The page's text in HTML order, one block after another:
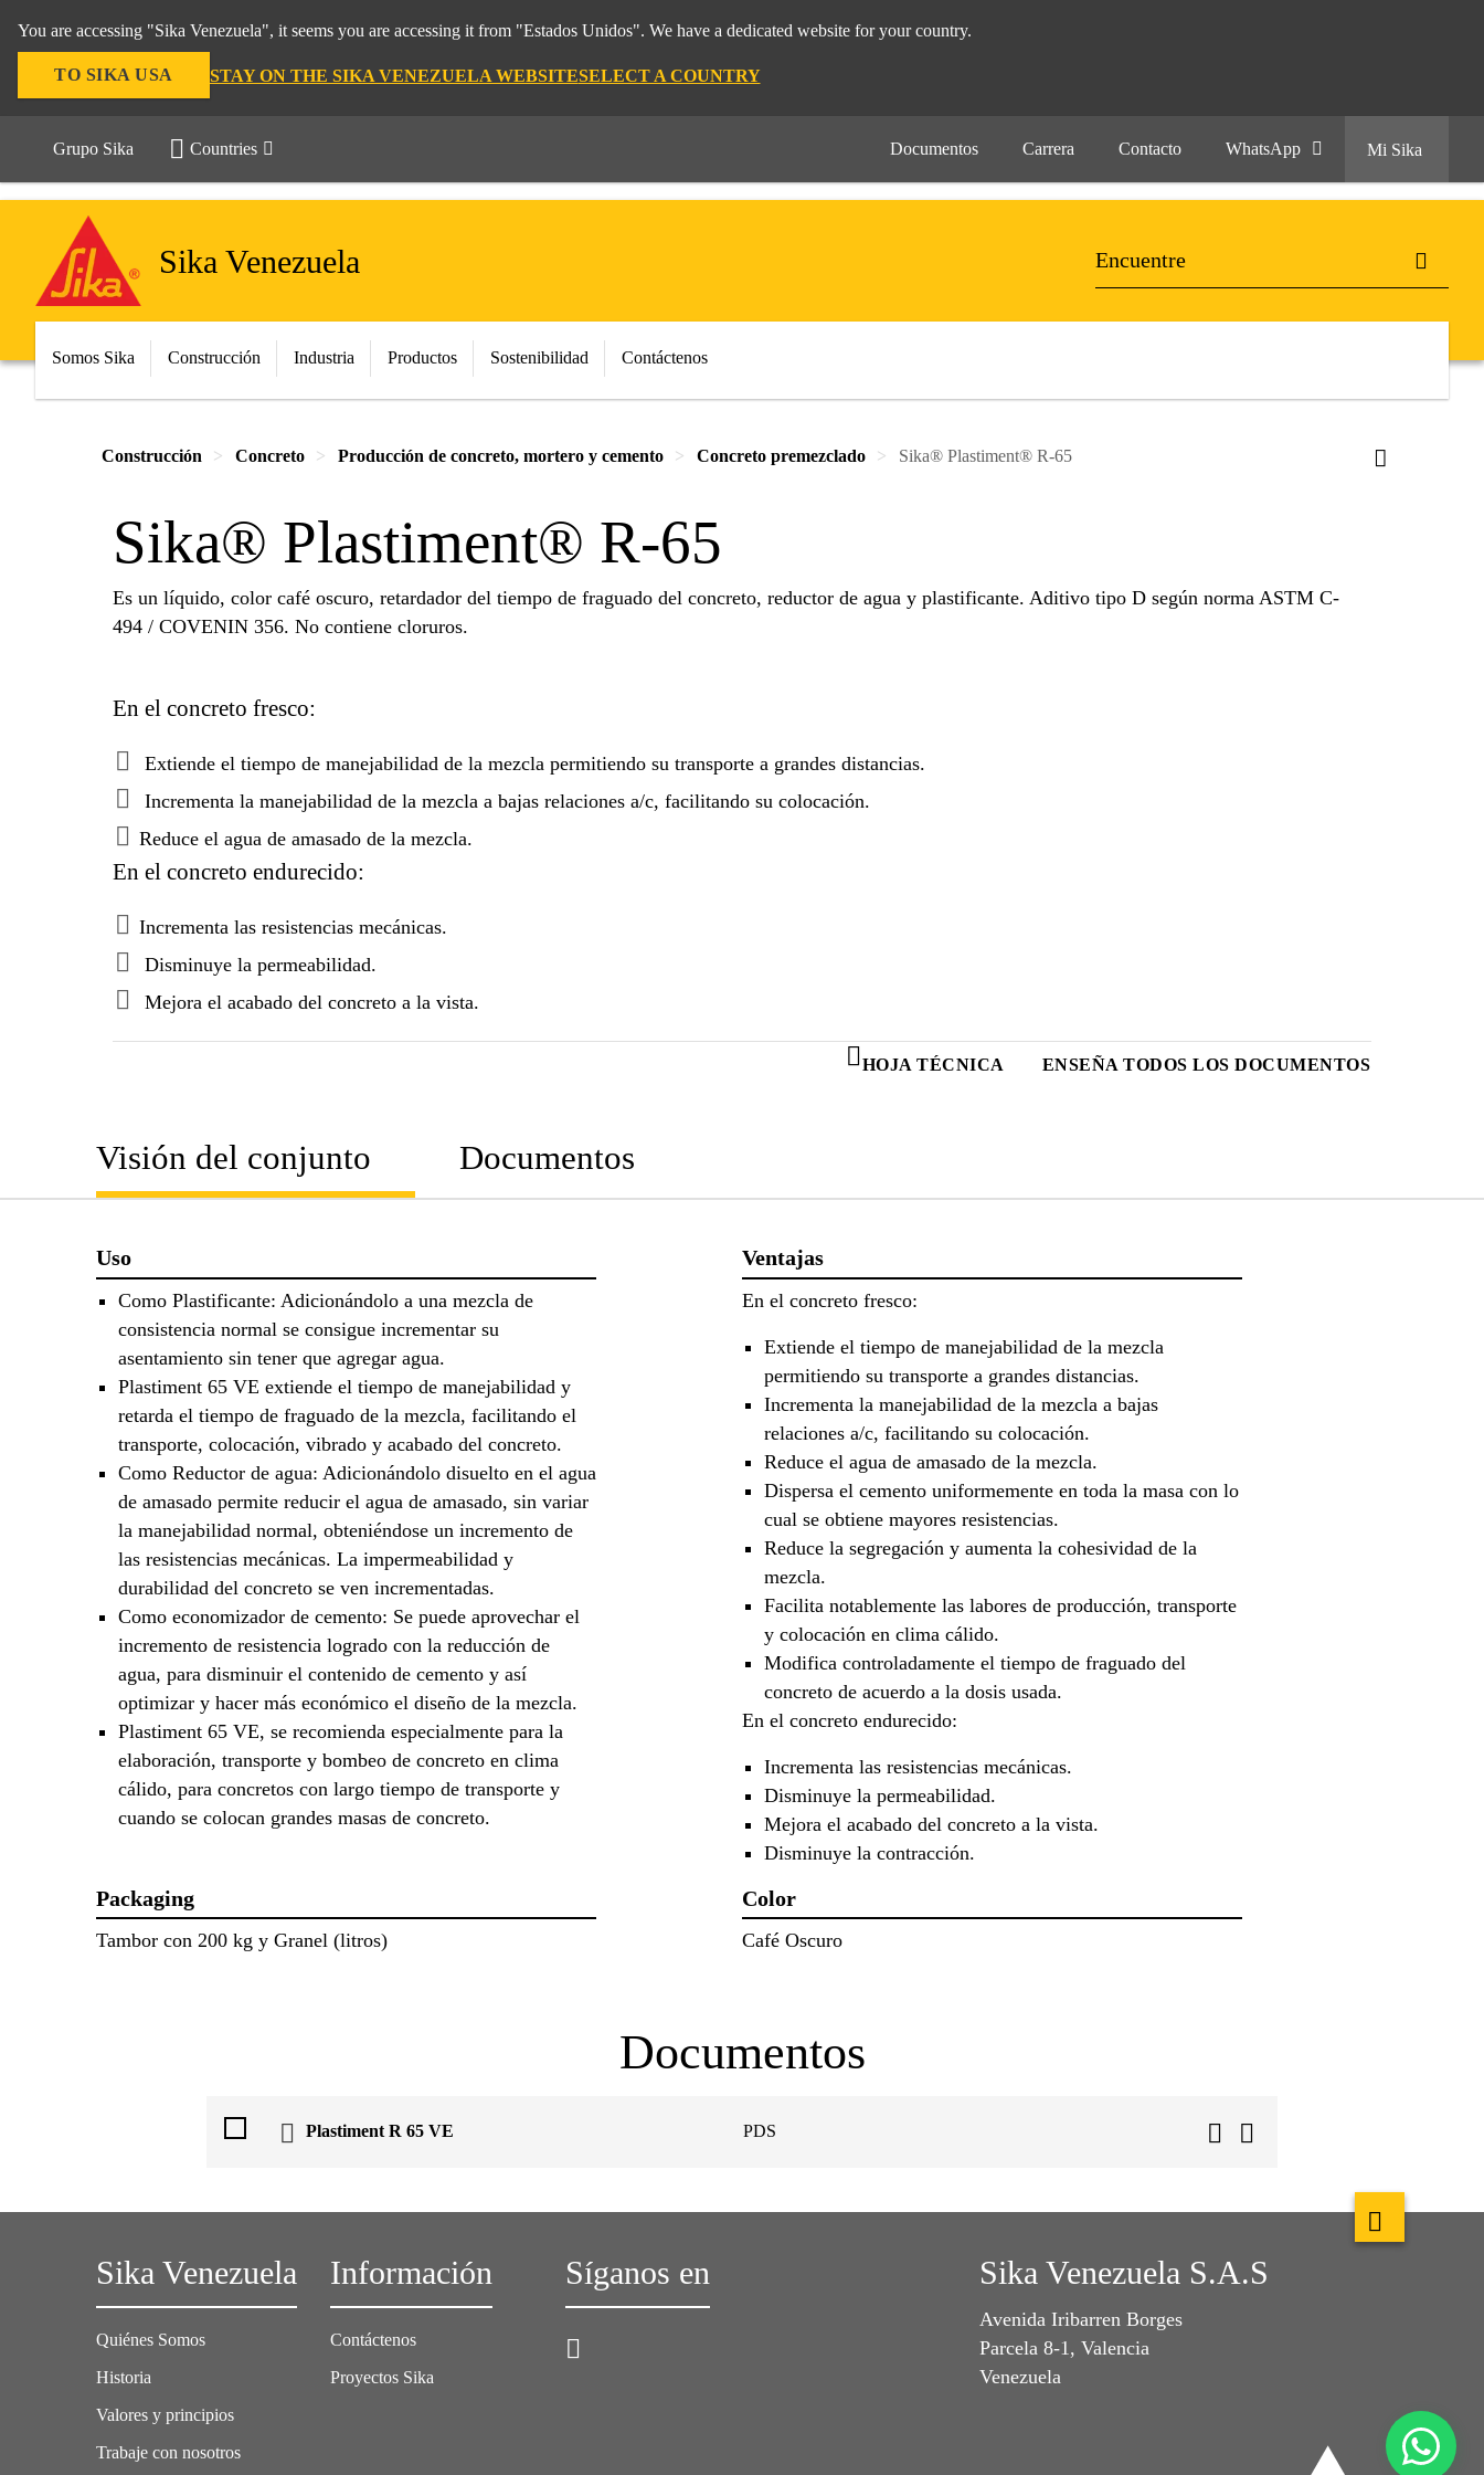
You are accessing "Sika Venezuela", it seems you are accessing it from "Estados Unidos". We have a dedicated website for your country.
TO SIKA USA STAY ON THE SIKA VENEZUELA WEBSITESELECT A COUNTRY
Grupo Sika Countries Documentos Carrera Contacto WhatsApp Mi Sika
Sika Venezuela
Somos Sika Construcción Industria Productos Sostenibilidad Contáctenos
Construcción Concreto Producción de concreto, mortero y cemento Concreto premezclado Sika® Plastiment® R-65
Sika® Plastiment® R-65
Es un líquido, color café oscuro, retardador del tiempo de fraguado del concreto, reductor de agua y plastificante. Aditivo tipo D según norma ASTM C-
494 / COVENIN 356. No contiene cloruros.
En el concreto fresco:
Extiende el tiempo de manejabilidad de la mezcla permitiendo su transporte a grandes distancias.
Incrementa la manejabilidad de la mezcla a bajas relaciones a/c, facilitando su colocación.
Reduce el agua de amasado de la mezcla.
En el concreto endurecido:
Incrementa las resistencias mecánicas.
Disminuye la permeabilidad.
Mejora el acabado del concreto a la vista.
HOJA TÉCNICA ENSEÑA TODOS LOS DOCUMENTOS
Visión del conjunto Documentos
Uso
Como Plastificante: Adicionándolo a una mezcla de
consistencia normal se consigue incrementar su
asentamiento sin tener que agregar agua.
Plastiment 65 VE extiende el tiempo de manejabilidad y
retarda el tiempo de fraguado de la mezcla, facilitando el
transporte, colocación, vibrado y acabado del concreto.
Como Reductor de agua: Adicionándolo disuelto en el agua
de amasado permite reducir el agua de amasado, sin variar
la manejabilidad normal, obteniéndose un incremento de
las resistencias mecánicas. La impermeabilidad y
durabilidad del concreto se ven incrementadas.
Como economizador de cemento: Se puede aprovechar el
incremento de resistencia logrado con la reducción de
agua, para disminuir el contenido de cemento y así
optimizar y hacer más económico el diseño de la mezcla.
Plastiment 65 VE, se recomienda especialmente para la
elaboración, transporte y bombeo de concreto en clima
cálido, para concretos con largo tiempo de transporte y
cuando se colocan grandes masas de concreto.
Ventajas
En el concreto fresco:
Extiende el tiempo de manejabilidad de la mezcla
permitiendo su transporte a grandes distancias.
Incrementa la manejabilidad de la mezcla a bajas
relaciones a/c, facilitando su colocación.
Reduce el agua de amasado de la mezcla.
Dispersa el cemento uniformemente en toda la masa con lo
cual se obtiene mayores resistencias.
Reduce la segregación y aumenta la cohesividad de la
mezcla.
Facilita notablemente las labores de producción, transporte
y colocación en clima cálido.
Modifica controladamente el tiempo de fraguado del
concreto de acuerdo a la dosis usada.
En el concreto endurecido:
Incrementa las resistencias mecánicas.
Disminuye la permeabilidad.
Mejora el acabado del concreto a la vista.
Disminuye la contracción.
Packaging
Tambor con 200 kg y Granel (litros)
Color
Café Oscuro
Documentos
Plastiment R 65 VE PDS
Sika Venezuela
Quiénes Somos
Historia
Valores y principios
Trabaje con nosotros
Información
Contáctenos
Proyectos Sika
Síganos en Sika Venezuela S.A.S
Avenida Iribarren Borges
Parcela 8-1, Valencia
Venezuela